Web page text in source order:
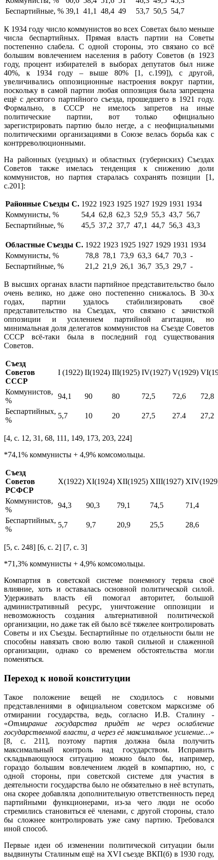
Беспартийные, % 39,1 41,1 48,4 49 53,7 50,5 54,7
К 1934 году число коммунистов во всех Советах было меньше
числа беспартийных. Прямая власть партии на Советы
постепенно слабела. С одной стороны, это связано со всё
большим вовлечением населения в работу Советов (в 1923
году, процент избирателей в выборах депутатов был ниже
40%, к 1934 году – выше 80% [1, с.199]), с другой,
увеличивались оппозиционные настроения вокруг партии,
поскольку в самой партии любая оппозиция была запрещена
ещё с десятого партийного съезда, прошедшего в 1921 году.
Формально, в СССР не имелось запретов на иные
политические партии, вот только официально
зарегистрировать партию было негде, а с неофициальными
политическими организациями в Союзе велась борьба как с
контрреволюционными.
На районных (уездных) и областных (губернских) Съездах
Советов также имелась тенденция к снижению доли
коммунистов, но партия старалась сохранять позиции [1,
с.201]:
Районные Съезды С. 1922 1923 1925 1927 1929 1931 1934
Коммунисты, %
54,4 62,8 62,3 52,9 55,3 43,7 56,7
Беспартийные, %
45,5 37,2 37,7 47,1 44,7 56,3 43,3
Областные Съезды С. 1922 1923 1925 1927 1929 1931 1934
Коммунисты, %
78,8 78,1 73,9 63,3 64,7 70,3 -
Беспартийные, %
21,2 21,9 26,1 36,7 35,3 29,7 -
В высших органах власти партийное представительство было
очень велико, но даже оно постепенно снижалось. В 30-х
годах, партии удалось стабилизировать своё
представительство на Съездах, что связано с зачисткой
оппозиции и усилением партийной агитации, но
минимальная доля делегатов коммунистов на Съезде Советов
СССР всё-таки была в последний год существования
Советов.
Съезд
Советов
СССР
I (1922) II(1924) III(1925) IV(1927) V(1929)
Коммунистов,
%
94,1 90 80 72,5 72,6
72,8
Беспартийных,
%
5,7 10 20 27,5 27.4 27,2
[4, с. 12, 31, 68, 111, 149, 173, 203, 224]
*74,1% коммунисты + 4,9% комсомольцы.
Съезд
Советов
РСФСР
X(1922) XI(1924) XII(1925) XIII(1927)
Коммунистов,
%
94,3 90,3 79,1 74,5
71,4
Беспартийных,
%
5,7 9,7 20,9 25,5 28,6
[5, с. 248] [6, с. 2] [7, с. 3]
*71,3% коммунисты + 4,9% комсомольцы.
Компартия в советской системе понемногу теряла своё
влияние, хоть и оставалась основной политической силой.
Удерживать власть ей помогал авторитет, большой
административный ресурс, уничтожение оппозиции и
невозможность создания альтернативной политической
организации, но даже так ей было всё тяжелее контролировать
Советы и их Съезды. Беспартийные по отдельности были не
способны навязать свою волю такой сильной и слаженной
организации, однако со временем обстоятельства могли
поменяться.
Переход к новой конституции
Такое положение вещей не сходилось с новыми
представлениями в официальном советском марксизме об
отмирании государства, ведь, согласно И.В. Сталину -
«Отмирание государства придёт не через ослабление
государственной власти, а через её максимальное усиление…»
[8, с. 211], поэтому партия должна была получить
максимальный контроль над государством. Исправить
складывающуюся ситуацию можно было бы, например,
гораздо большим вовлечением людей в компартию, но, с
одной стороны, при советской системе для участия в
деятельности государства было не обязательно в неё вступать,
она скорее добавляла дополнительную ответственность перед
партийными функционерами, из-за чего люди не особо
стремились становиться её членами, с другой стороны, стало
бы сложнее контролировать уже саму партию. Требовался
иной способ.
Первые идеи об изменении политической ситуации были
выдвинуты Сталиным ещё на XVI съезде ВКП(б) в 1930 году,